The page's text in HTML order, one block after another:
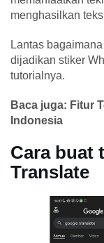
menghasilkan
Lantas
dijadikan stiker
tutorialnya.
Baca juga: Fitur
Indonesia
Cara buat
Translate